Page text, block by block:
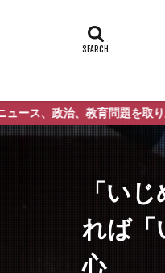
育問題を取り上げております。
「い
れば
心